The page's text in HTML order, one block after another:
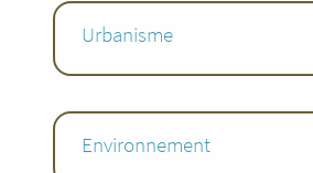
Urbanisme
Environnement